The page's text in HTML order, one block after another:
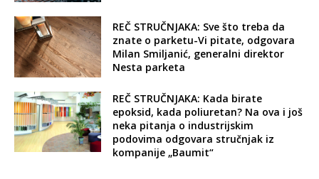
REČ STRUČNJAKA: Sve što treba da
znate o parketu-Vi pitate, odgovara
Milan Smiljanić, generalni direktor
Nesta parketa
REČ STRUČNJAKA: Kada birate
epoksid, kada poliuretan? Na ova i još
neka pitanja o industrijskim
podovima odgovara stručnjak iz
kompanije „Baumit“